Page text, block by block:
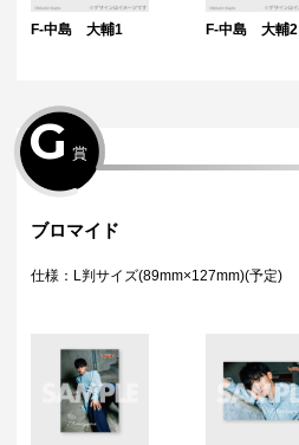
F-中島 大輔1 F-中島 大輔2
G 賞
ブロマイド
仕様：L判サイズ(89mm×127mm)(予定)